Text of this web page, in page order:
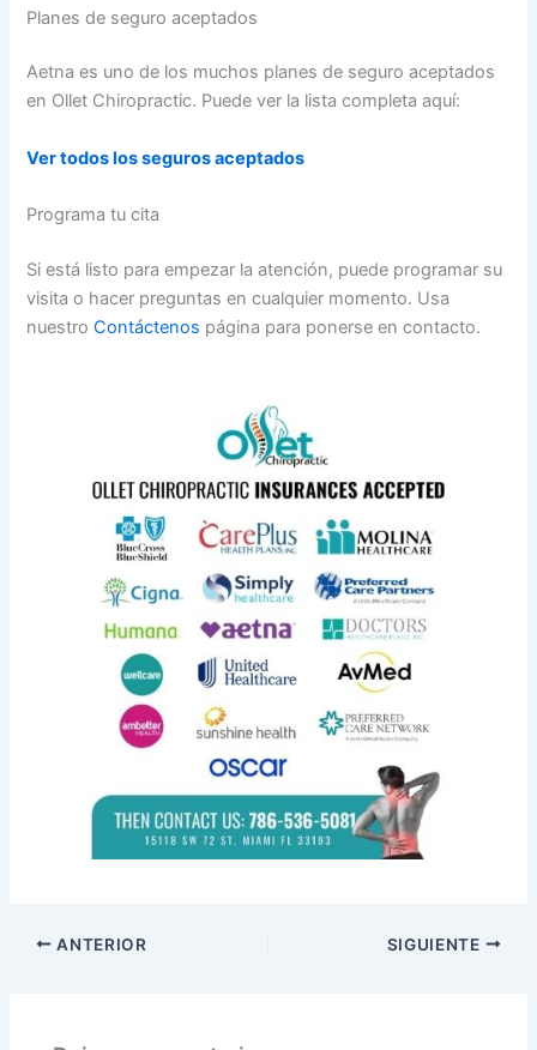
Planes de seguro aceptados
Aetna es uno de los muchos planes de seguro aceptados
en Ollet Chiropractic. Puede ver la lista completa aquí:
Ver todos los seguros aceptados
Programa tu cita
Si está listo para empezar la atención, puede programar su
visita o hacer preguntas en cualquier momento. Usa
nuestroContáctenos página para ponerse en contacto.
ANTERIOR SIGUIENTE